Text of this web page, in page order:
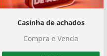
Casinha de achados
Compra e Venda